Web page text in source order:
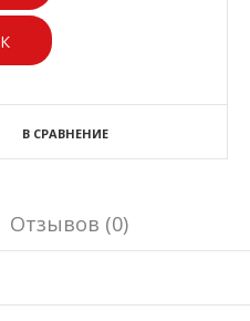
В СРАВНЕНИЕ
Отзывов (0)